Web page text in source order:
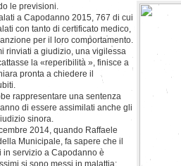
le previsioni.
a Capodanno 2015, 767 di cui
con tanto di certificato medico,
per il loro comportamento.
rinviati a giudizio, una vigilessa
la «reperibilità », finisce a
pronta a chiedere il
rappresentare una sentenza
di essere assimilati anche gli
sinora.
2014, quando Raffaele
Municipale, fa sapere che il
servizio a Capodanno è
si sono messi in malattia;